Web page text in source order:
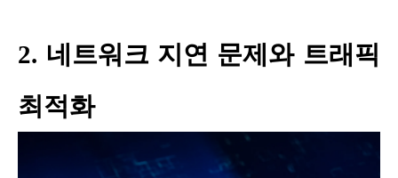
2. 네트워크 지연 문제와 트래픽
최적화